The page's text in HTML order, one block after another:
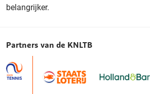
belangrijker.
Partners van de KNLTB